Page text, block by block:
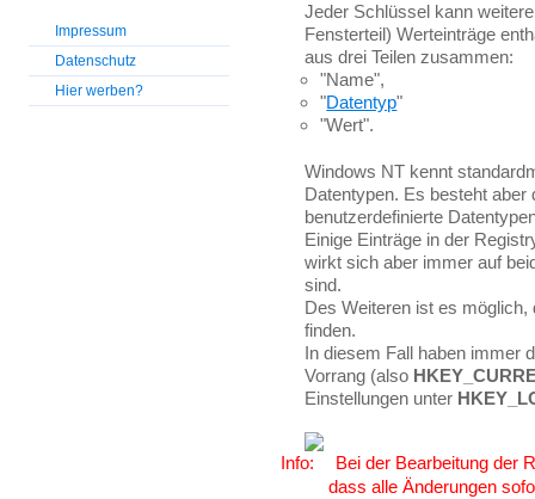
Jeder Schlüssel kann
Fensterteil) Werteinträge
aus drei Teilen zusammen:
"Name",
"Datentyp"
"Wert".
Windows NT kennt
Datentypen. Es besteht aber
benutzerdefinierte
Einige Einträge in der
wirkt sich aber immer auf
sind.
Des Weiteren ist es
finden.
In diesem Fall haben immer
Vorrang (also
Einstellungen unter
Bei der Bearbeitung der
dass alle Änderungen
Impressum
Datenschutz
Hier werben?